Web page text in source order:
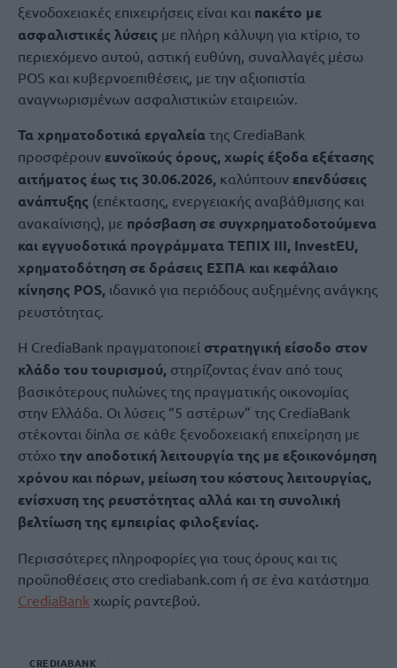
ξενοδοχειακές επιχειρήσεις είναι και πακέτο με
ασφαλιστικές λύσεις με πλήρη κάλυψη για κτίριο, το
περιεχόμενο αυτού, αστική ευθύνη, συναλλαγές μέσω
POS και κυβερνοεπιθέσεις, με την αξιοπιστία
αναγνωρισμένων ασφαλιστικών εταιρειών.
Τα χρηματοδοτικά εργαλεία της CrediaBank
προσφέρουν ευνοϊκούς όρους, χωρίς έξοδα εξέτασης
αιτήματος έως τις 30.06.2026, καλύπτουν επενδύσεις
ανάπτυξης (επέκτασης, ενεργειακής αναβάθμισης και
ανακαίνισης), με πρόσβαση σε συγχρηματοδοτούμενα
και εγγυοδοτικά προγράμματα ΤΕΠΙΧ ΙΙΙ, InvestEU,
χρηματοδότηση σε δράσεις ΕΣΠΑ και κεφάλαιο
κίνησης POS, ιδανικό για περιόδους αυξημένης ανάγκης
ρευστότητας.
Η CrediaBank πραγματοποιεί στρατηγική είσοδο στον
κλάδο του τουρισμού, στηρίζοντας έναν από τους
βασικότερους πυλώνες της πραγματικής οικονομίας
στην Ελλάδα. Οι λύσεις “5 αστέρων” της CrediaBank
στέκονται δίπλα σε κάθε ξενοδοχειακή επιχείρηση με
στόχο την αποδοτική λειτουργία της με εξοικονόμηση
χρόνου και πόρων, μείωση του κόστους λειτουργίας,
ενίσχυση της ρευστότητας αλλά και τη συνολική
βελτίωση της εμπειρίας φιλοξενίας.
Περισσότερες πληροφορίες για τους όρους και τις
προϋποθέσεις στο crediabank.com ή σε ένα κατάστημα
CrediaBank χωρίς ραντεβού.
CREDIABANK